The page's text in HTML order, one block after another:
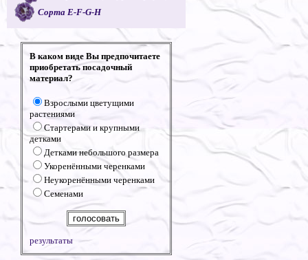
Сорта E-F-G-H
В каком виде Вы предпочитаете
приобретать посадочный
материал?
Взрослыми цветущими
растениями
Стартерами и крупными
детками
Детками небольшого размера
Укоренёнными черенками
Неукоренёнными черенками
Семенами
результаты